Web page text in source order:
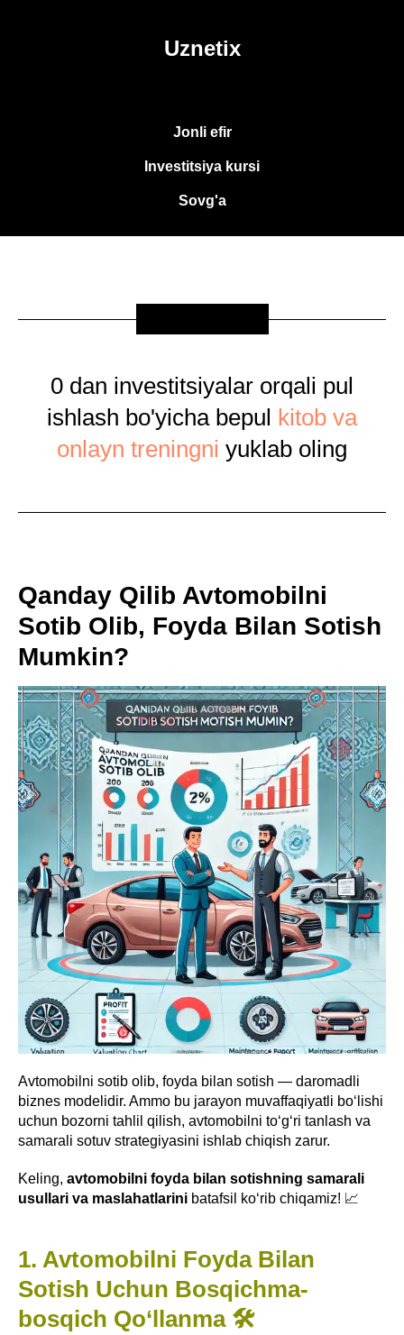
Uznetix
Jonli efir
Investitsiya kursi
Sovg'a
0 dan investitsiyalar orqali pul
ishlash bo'yicha bepul kitob va
onlayn treningni yuklab oling
Qanday Qilib Avtomobilni
Sotib Olib, Foyda Bilan Sotish
Mumkin?
Avtomobilni sotib olib, foyda bilan sotish — daromadli
biznes modelidir. Ammo bu jarayon muvaffaqiyatli bo‘lishi
uchun bozorni tahlil qilish, avtomobilni to‘g‘ri tanlash va
samarali sotuv strategiyasini ishlab chiqish zarur.
Keling, avtomobilni foyda bilan sotishning samarali
usullari va maslahatlarini batafsil ko‘rib chiqamiz! 📈
1. Avtomobilni Foyda Bilan
Sotish Uchun Bosqichma-
bosqich Qo‘llanma 🛠️